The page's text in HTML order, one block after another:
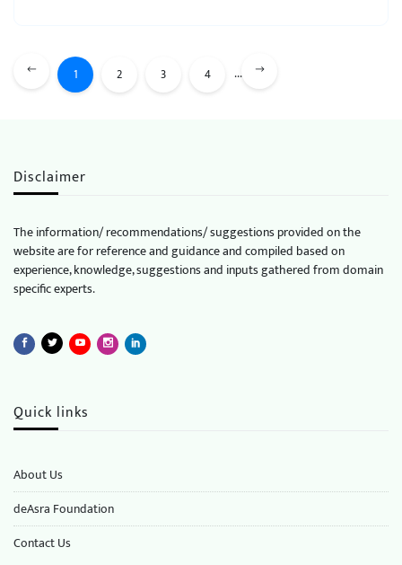
1 2 3 4 ...
Disclaimer
The information/ recommendations/ suggestions provided on the
website are for reference and guidance and compiled based on
experience, knowledge, suggestions and inputs gathered from domain
specific experts.
Quick links
About Us
deAsra Foundation
​​Contact Us